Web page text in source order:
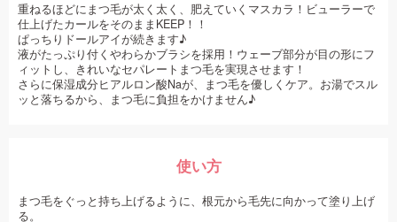
重ねるほどにまつ毛が太く太く、肥えていくマスカラ！ビューラーで
仕上げたカールをそのままKEEP！！
ぱっちりドールアイが続きます♪
液がたっぷり付くやわらかブラシを採用！ウェーブ部分が目の形にフ
ィットし、きれいなセパレートまつ毛を実現させます！
さらに保湿成分ヒアルロン酸Naが、まつ毛を優しくケア。お湯でスル
ッと落ちるから、まつ毛に負担をかけません♪
使い方
まつ毛をぐっと持ち上げるように、根元から毛先に向かって塗り上げ
る。